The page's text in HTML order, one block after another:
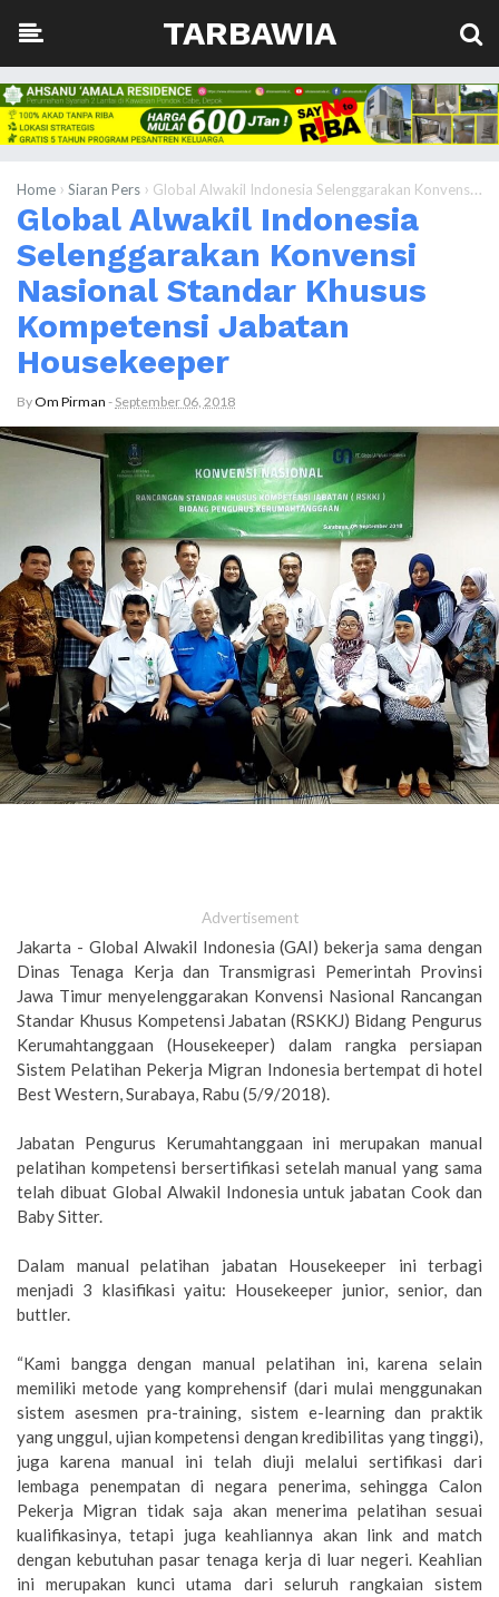
TARBAWIA
Home › Siaran Pers › Global Alwakil Indonesia Selenggarakan Konvensi Nasional Standar Khusus Kompetensi Jabatan Housekeeper
Global Alwakil Indonesia
Selenggarakan Konvensi
Nasional Standar Khusus
Kompetensi Jabatan
Housekeeper
ByOm Pirman - September 06, 2018
Advertisement
Jakarta - Global Alwakil Indonesia (GAI) bekerja sama dengan
Dinas Tenaga Kerja dan Transmigrasi Pemerintah Provinsi
Jawa Timur menyelenggarakan Konvensi Nasional Rancangan
Standar Khusus Kompetensi Jabatan (RSKKJ) Bidang Pengurus
Kerumahtanggaan (Housekeeper) dalam rangka persiapan
Sistem Pelatihan Pekerja Migran Indonesia bertempat di hotel
Best Western, Surabaya, Rabu (5/9/2018).
Jabatan Pengurus Kerumahtanggaan ini merupakan manual
pelatihan kompetensi bersertifikasi setelah manual yang sama
telah dibuat Global Alwakil Indonesia untuk jabatan Cook dan
Baby Sitter.
Dalam manual pelatihan jabatan Housekeeper ini terbagi
menjadi 3 klasifikasi yaitu: Housekeeper junior, senior, dan
buttler.
“Kami bangga dengan manual pelatihan ini, karena selain
memiliki metode yang komprehensif (dari mulai menggunakan
sistem asesmen pra-training, sistem e-learning dan praktik
yang unggul, ujian kompetensi dengan kredibilitas yang tinggi),
juga karena manual ini telah diuji melalui sertifikasi dari
lembaga penempatan di negara penerima, sehingga Calon
Pekerja Migran tidak saja akan menerima pelatihan sesuai
kualifikasinya, tetapi juga keahliannya akan link and match
dengan kebutuhan pasar tenaga kerja di luar negeri. Keahlian
ini merupakan kunci utama dari seluruh rangkaian sistem